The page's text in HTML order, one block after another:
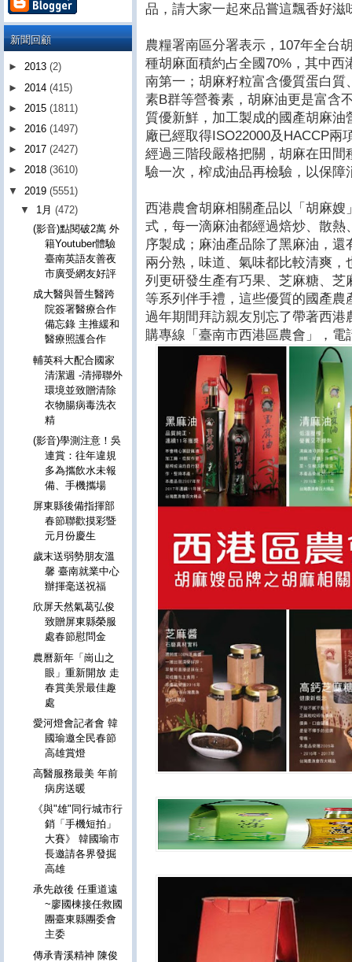
品，請大家一起來品嘗這飄香好滋
農糧署南區分署表示，107年全台
種胡麻面積約占全國70%，其中
南第一；胡麻籽粒富含優質蛋白
素B群等營養素，胡麻油更是富含
質優新鮮，加工製成的國產胡麻
廠已經取得ISO22000及HACCP兩
經過三階段嚴格把關，胡麻在田
驗一次，榨成油品再檢驗，以保障
西港農會胡麻相關產品以「胡麻
式，每一滴麻油都經過焙炒、散
序製成；麻油產品除了黑麻油，
兩分熟，味道、氣味都比較清爽
列更研發生產有巧果、芝麻糖、
等系列伴手禮，這些優質的國產
過年期間拜訪親友別忘了帶著西
購專線「臺南市西港區農會」，電
新聞回顧
► 2013 (2)
► 2014 (415)
► 2015 (1811)
► 2016 (1497)
► 2017 (2427)
► 2018 (3610)
▼ 2019 (5551)
▼ 1月(472)
(影音)點閱破2萬 外
籍Youtuber體驗
臺南英語友善夜
市廣受網友好評
成大醫與晉生醫跨
院簽署醫療合作
備忘錄 主推緩和
醫療照護合作
輔英科大配合國家
清潔週 -清掃聯外
環境並致贈清除
衣物腸病毒洗衣
精
(影音)學測注意！吳
連賞：往年違規
多為攜飲水未報
備、手機攜場
屏東縣後備指揮部
春節聯歡摸彩暨
元月份慶生
歲末送弱勢朋友溫
馨 臺南就業中心
辦揮毫送祝福
欣屏天然氣葛弘俊
致贈屏東縣榮服
處春節慰問金
農曆新年「崗山之
眼」重新開放 走
春賞美景最佳趣
處
愛河燈會記者會 韓
國瑜邀全民春節
高雄賞燈
高醫服務最美 年前
病房送暖
《與"雄"同行城市行
銷「手機短拍」
大賽》 韓國瑜市
長邀請各界發掘
高雄
承先啟後 任重道遠
~廖國棟接任救國
團臺東縣團委會
主委
傳承青溪精神 陳俊